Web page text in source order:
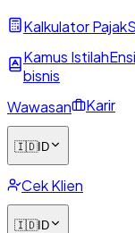
Kalkulator Pajak
Kamus Istilah
bisnis
Wawasan
Karir
🇮🇩ID
Cek Klien
🇮🇩ID